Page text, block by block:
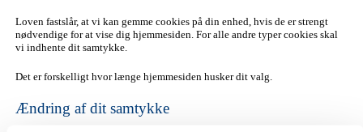
Loven fastslår, at vi kan gemme cookies på din enhed, hvis de er strengt
nødvendige for at vise dig hjemmesiden. For alle andre typer cookies skal
vi indhente dit samtykke.
Det er forskelligt hvor længe hjemmesiden husker dit valg.
Ændring af dit samtykke